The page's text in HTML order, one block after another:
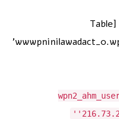
[Table